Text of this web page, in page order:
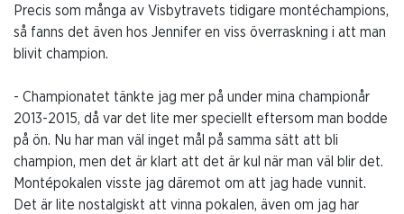
Precis som många av Visbytravets tidigare montéchampions,
så fanns det även hos Jennifer en viss överraskning i att man
blivit champion.
- Championatet tänkte jag mer på under mina championår
2013-2015, då var det lite mer speciellt eftersom man bodde
på ön. Nu har man väl inget mål på samma sätt att bli
champion, men det är klart att det är kul när man väl blir det.
Montépokalen visste jag däremot om att jag hade vunnit.
Det är lite nostalgiskt att vinna pokalen, även om jag har